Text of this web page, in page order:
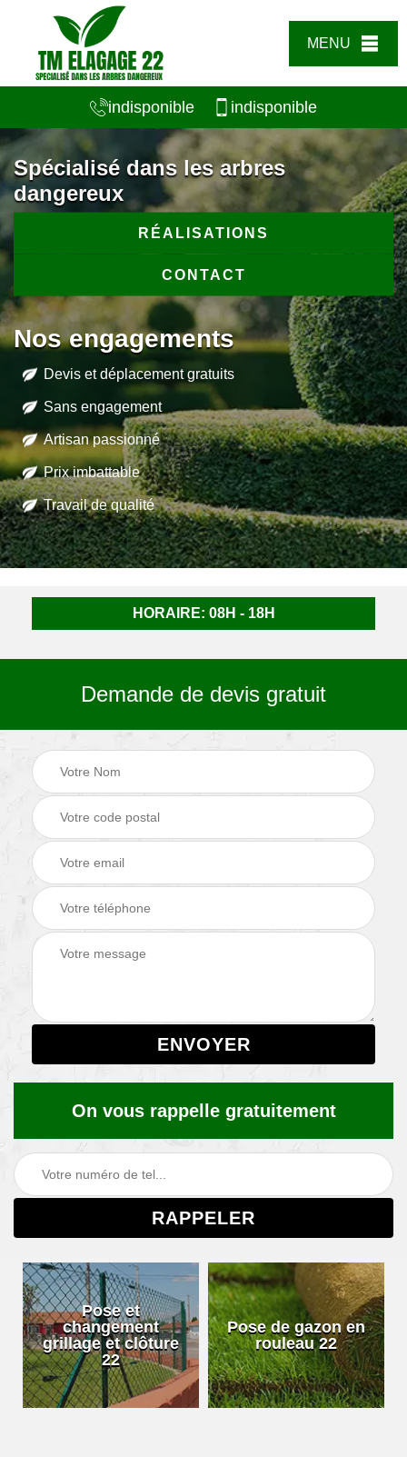
MENU
indisponible indisponible
Spécialisé dans les arbres
dangereux
RÉALISATIONS
CONTACT
Nos engagements
Devis et déplacement gratuits
Sans engagement
Artisan passionné
Prix imbattable
Travail de qualité
HORAIRE: 08H - 18H
Demande de devis gratuit
On vous rappelle gratuitement
Pose et
changement
grillage et clôture
22
Pose de gazon en
rouleau 22